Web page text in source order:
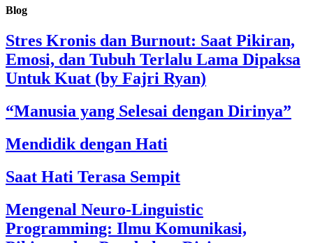
Blog
Stres Kronis dan Burnout: Saat Pikiran,
Emosi, dan Tubuh Terlalu Lama Dipaksa
Untuk Kuat (by Fajri Ryan)
“Manusia yang Selesai dengan Dirinya”
Mendidik dengan Hati
Saat Hati Terasa Sempit
Mengenal Neuro-Linguistic
Programming: Ilmu Komunikasi,